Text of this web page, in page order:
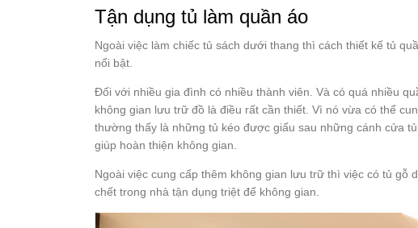
Tận dụng tủ làm quần áo
Ngoài việc làm chiếc tủ sách dưới thang thì cách thiết kế tủ
nổi bật.
Đối với nhiều gia đình có nhiều thành viên. Và có quá nhiều
không gian lưu trữ đồ là điều rất cần thiết. Vì nó vừa có thể
thường thấy là những tủ kéo được giấu sau những cánh cửa
giúp hoàn thiện không gian.
Ngoài việc cung cấp thêm không gian lưu trữ thì việc có tủ gỗ
chết trong nhà tận dụng triệt để không gian.